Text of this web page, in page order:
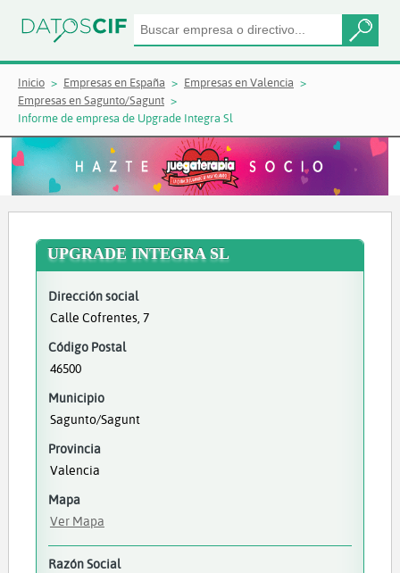
Inicio Empresas en España
Empresas en Valencia
Empresas en Sagunto/Sagunt
Informe de empresa de Upgrade Integra Sl
UPGRADE INTEGRA SL
Dirección social
Calle Cofrentes, 7
Código Postal
46500
Municipio
Sagunto/Sagunt
Provincia
Valencia
Mapa
Ver Mapa
Razón Social